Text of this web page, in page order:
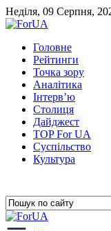
Неділя, 09 Серпня,
Головне
Рейтинги
Точка зору
Аналітика
Інтерв’ю
Столиця
Дайджест
TOP For UA
Суспiльство
Культура